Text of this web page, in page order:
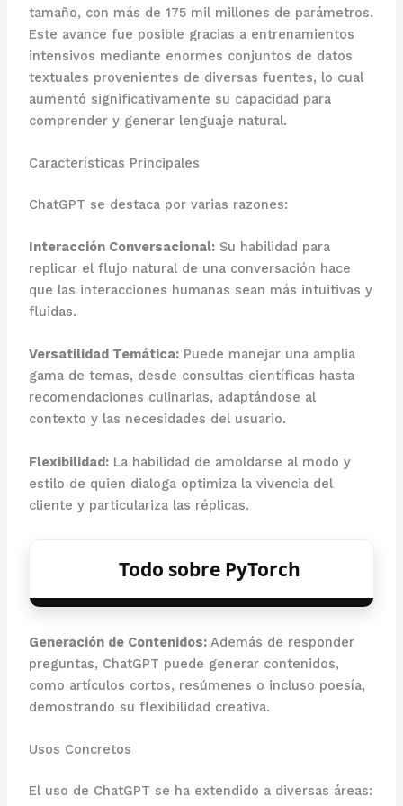
tamaño, con más de 175 mil millones de parámetros.
Este avance fue posible gracias a entrenamientos
intensivos mediante enormes conjuntos de datos
textuales provenientes de diversas fuentes, lo cual
aumentó significativamente su capacidad para
comprender y generar lenguaje natural.
Características Principales
ChatGPT se destaca por varias razones:
Interacción Conversacional:Su habilidad para
replicar el flujo natural de una conversación hace
que las interacciones humanas sean más intuitivas y
fluidas.
Versatilidad Temática:Puede manejar una amplia
gama de temas, desde consultas científicas hasta
recomendaciones culinarias, adaptándose al
contexto y las necesidades del usuario.
Flexibilidad:La habilidad de amoldarse al modo y
estilo de quien dialoga optimiza la vivencia del
cliente y particulariza las réplicas.
Todo sobre PyTorch
Generación de Contenidos:Además de responder
preguntas, ChatGPT puede generar contenidos,
como artículos cortos, resúmenes o incluso poesía,
demostrando su flexibilidad creativa.
Usos Concretos
El uso de ChatGPT se ha extendido a diversas áreas: